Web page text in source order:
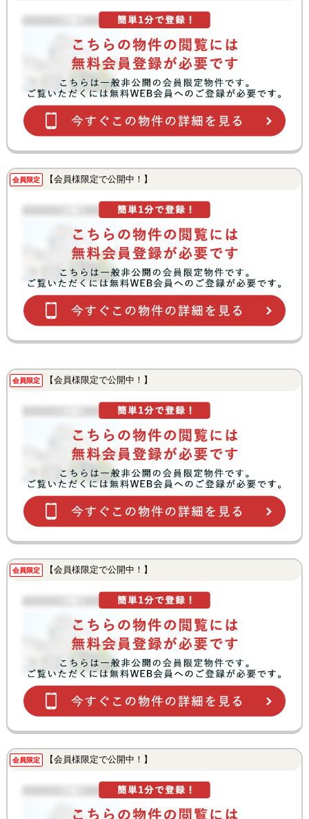
会員限定 【会員様限定で公開中！】
会員限定 【会員様限定で公開中！】
会員限定 【会員様限定で公開中！】
会員限定 【会員様限定で公開中！】